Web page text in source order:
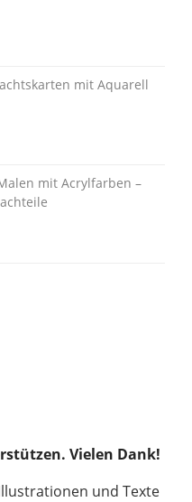
mit Aquarell
mit Acrylfarben –
Vielen Dank!
und Texte